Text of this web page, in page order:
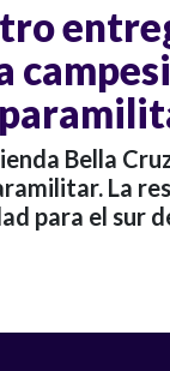
Bella
La
para el sur